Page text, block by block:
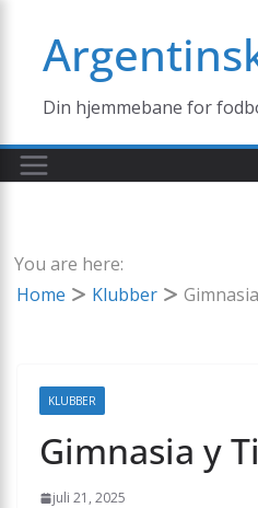
content
Din hjemmebane for
You are here:
Home
Klubber
KLUBBER
Gimnasia y
juli 21, 2025